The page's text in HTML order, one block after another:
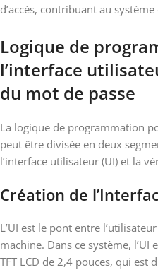
d’accès, contribuant au
Logique de
l’interface
du mot de passe
La logique de programmation
peut être divisée en deux
l’interface utilisateur (UI) et la
Création de
L’UI est le pont entre
machine. Dans ce système,
TFT LCD de 2,4 pouces, qui est